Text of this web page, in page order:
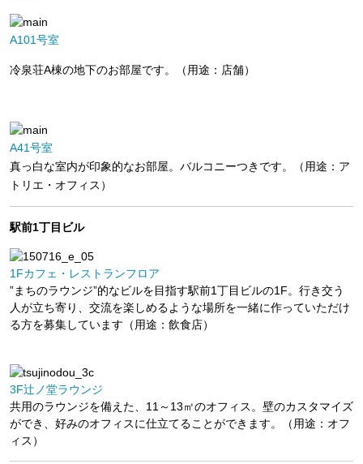
A101号室
冷泉荘A棟の地下のお部屋です。（用途：店舗）
A41号室
真っ白な室内が印象的なお部屋。バルコニーつきです。（用途：ア
トリエ・オフィス）
駅前1丁目ビル
1Fカフェ・レストランフロア
”まちのラウンジ”的なビルを目指す駅前1丁目ビルの1F。行き交う
人が立ち寄り、交流を楽しめるような場所を一緒に作っていただけ
る方を募集しています（用途：飲食店）
3F辻ノ堂ラウンジ
共用のラウンジを備えた、11～13㎡のオフィス。壁のカスタマイズ
ができ、好みのオフィスに仕立てることができます。（用途：オフ
ィス）